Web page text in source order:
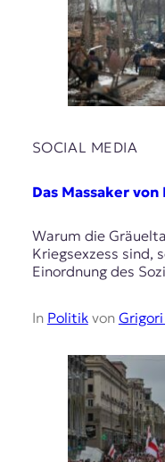
SOCIAL MEDIA
Das Massaker von
Warum die
Kriegsexzess sind,
Einordnung des
In Politikvon